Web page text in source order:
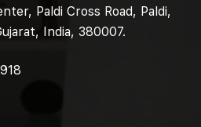
Paldi Cross Road, Paldi,
India, 380007.